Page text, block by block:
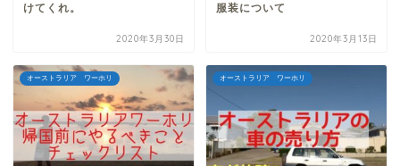
けてくれ。
2020年3月30日
服装について
2020年3月13日
オーストラリア ワーホリ オーストラリア ワーホリ